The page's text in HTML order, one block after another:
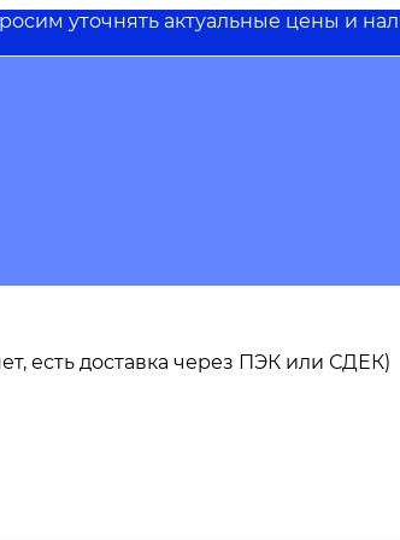
уточнять актуальные цены и
есть доставка через ПЭК или СДЕК)